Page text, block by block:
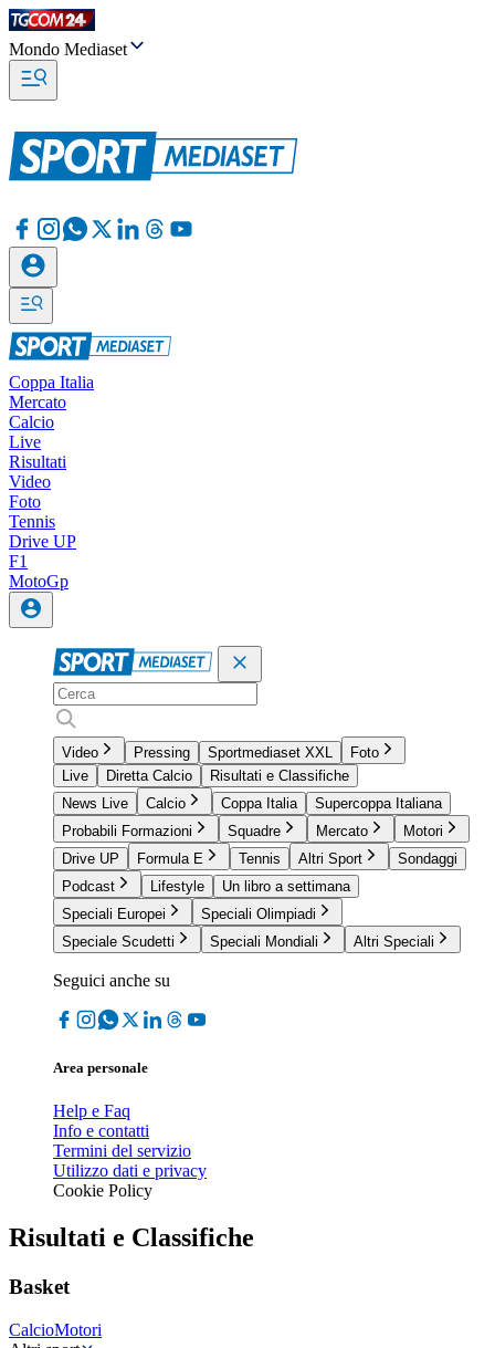
Mondo Mediaset
Coppa Italia
Mercato
Calcio
Live
Risultati
Video
Foto
Tennis
Drive UP
F1
MotoGp
Video Pressing Sportmediaset XXL
Foto
Live
Diretta Calcio
Risultati e Classifiche
News Live
Calcio Coppa Italia
Supercoppa Italiana
Probabili Formazioni
Squadre Mercato
Motori
Drive UP
Formula E Tennis Altri Sport
Sondaggi
Podcast
Lifestyle
Un libro a settimana
Speciali Europei
Speciali Olimpiadi
Speciale Scudetti
Speciali Mondiali Altri Speciali
Seguici anche su
Area personale
Help e Faq
Info e contatti
Termini del servizio
Utilizzo dati e privacy
Cookie Policy
Risultati e Classifiche
Basket
CalcioMotori